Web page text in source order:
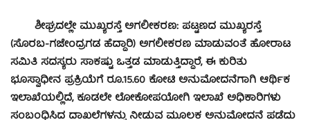
ಶೀಘ್ರದಲ್ಲೇ ಮುಖ್ಯರಸ್ತೆ ಅಗಲೀಕರಣ: ಪಟ್ಟಣದ ಮುಖ್ಯರಸ್ತೆ
(ಸೊರಬ-ಗಜೇಂದ್ರಗಡ ಹೆದ್ದಾರಿ) ಅಗಲೀಕರಣ ಮಾಡುವಂತೆ ಹೋರಾಟ
ಸಮಿತಿ ಸದಸ್ಯರು ಸಾಕಷ್ಟು ಒತ್ತಡ ಮಾಡುತ್ತಿದ್ಧಾರೆ, ಈ ಕುರಿತು
ಭೂಸ್ವಾಧೀನ ಪ್ರಕ್ರಿಯೆಗೆ ರೂ.15.60 ಕೋಟಿ ಅನುಮೋದನೆಗಾಗಿ ಆರ್ಥಿಕ
ಇಲಾಖೆಯಲ್ಲಿದೆ, ಕೂಡಲೇ ಲೋಕೋಪಯೋಗಿ ಇಲಾಖೆ ಅಧಿಕಾರಿಗಳು
ಸಂಬಂಧಿಸಿದ ದಾಖಲೆಗಳನ್ನು ನೀಡುವ ಮೂಲಕ ಅನುಮೋದನೆ ಪಡೆದು